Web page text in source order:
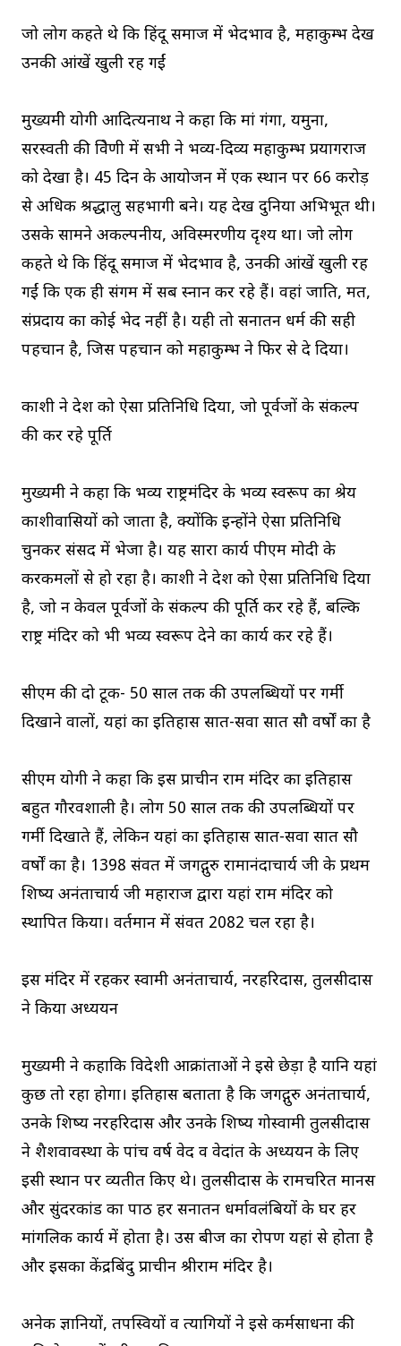
जो लोग कहते थे कि हिंदू समाज में भेदभाव है, महाकुम्भ देख
उनकी आंखें खुली रह गईं
मुख्यमंत्री योगी आदित्यनाथ ने कहा कि मां गंगा, यमुना,
सरस्वती की त्रिवेणी में सभी ने भव्य-दिव्य महाकुम्भ प्रयागराज
को देखा है। 45 दिन के आयोजन में एक स्थान पर 66 करोड़
से अधिक श्रद्धालु सहभागी बने। यह देख दुनिया अभिभूत थी।
उसके सामने अकल्पनीय, अविस्मरणीय दृश्य था। जो लोग
कहते थे कि हिंदू समाज में भेदभाव है, उनकी आंखें खुली रह
गईं कि एक ही संगम में सब स्नान कर रहे हैं। वहां जाति, मत,
संप्रदाय का कोई भेद नहीं है। यही तो सनातन धर्म की सही
पहचान है, जिस पहचान को महाकुम्भ ने फिर से दे दिया।
काशी ने देश को ऐसा प्रतिनिधि दिया, जो पूर्वजों के संकल्प
की कर रहे पूर्ति
मुख्यमंत्री ने कहा कि भव्य राष्ट्रमंदिर के भव्य स्वरूप का श्रेय
काशीवासियों को जाता है, क्योंकि इन्होंने ऐसा प्रतिनिधि
चुनकर संसद में भेजा है। यह सारा कार्य पीएम मोदी के
करकमलों से हो रहा है। काशी ने देश को ऐसा प्रतिनिधि दिया
है, जो न केवल पूर्वजों के संकल्प की पूर्ति कर रहे हैं, बल्कि
राष्ट्र मंदिर को भी भव्य स्वरूप देने का कार्य कर रहे हैं।
सीएम की दो टूक- 50 साल तक की उपलब्धियों पर गर्मी
दिखाने वालों, यहां का इतिहास सात-सवा सात सौ वर्षों का है
सीएम योगी ने कहा कि इस प्राचीन राम मंदिर का इतिहास
बहुत गौरवशाली है। लोग 50 साल तक की उपलब्धियों पर
गर्मी दिखाते हैं, लेकिन यहां का इतिहास सात-सवा सात सौ
वर्षों का है। 1398 संवत में जगद्गुरु रामानंदाचार्य जी के प्रथम
शिष्य अनंताचार्य जी महाराज द्वारा यहां राम मंदिर को
स्थापित किया। वर्तमान में संवत 2082 चल रहा है।
इस मंदिर में रहकर स्वामी अनंताचार्य, नरहरिदास, तुलसीदास
ने किया अध्ययन
मुख्यमंत्री ने कहाकि विदेशी आक्रांताओं ने इसे छेड़ा है यानि यहां
कुछ तो रहा होगा। इतिहास बताता है कि जगद्गुरु अनंताचार्य,
उनके शिष्य नरहरिदास और उनके शिष्य गोस्वामी तुलसीदास
ने शैशवावस्था के पांच वर्ष वेद व वेदांत के अध्ययन के लिए
इसी स्थान पर व्यतीत किए थे। तुलसीदास के रामचरित मानस
और सुंदरकांड का पाठ हर सनातन धर्मावलंबियों के घर हर
मांगलिक कार्य में होता है। उस बीज का रोपण यहां से होता है
और इसका केंद्रबिंदु प्राचीन श्रीराम मंदिर है।
अनेक ज्ञानियों, तपस्वियों व त्यागियों ने इसे कर्मसाधना की